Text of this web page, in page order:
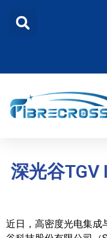
深光谷
近日，高密度光电集成